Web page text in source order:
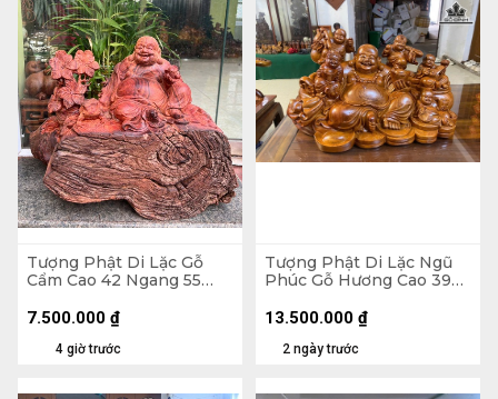
Tượng Phật Di Lặc Gỗ
Cẩm Cao 42 Ngang 55
4 giờ trước
7.500.000 ₫
Tượng Phật Di Lặc Ngũ
Phúc Gỗ Hương Cao 39
2 ngày trước
13.500.000 ₫